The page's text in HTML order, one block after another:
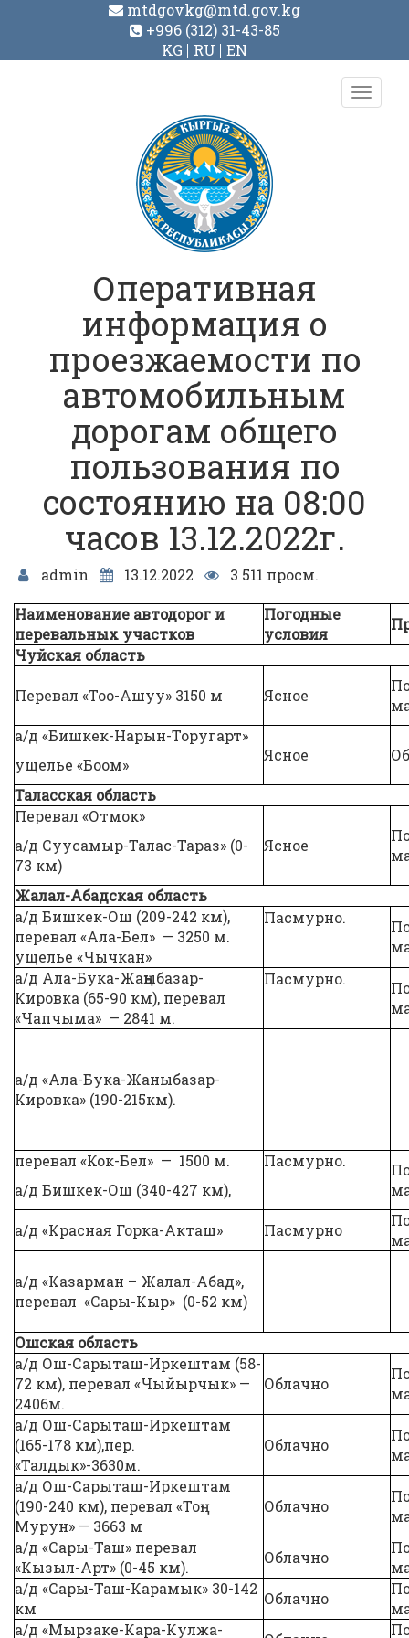
mtdgovkg@mtd.gov.kg
+996 (312) 31-43-85
KG
RU EN
Toggle
Оперативная
информация о
проезжаемости по
автомобильным
дорогам общего
пользования по
состоянию на 08:00
часов 13.12.2022г.
admin 13.12.2022 3 511 просм.
Наименование автодорог и
перевальных участков
Погодные
условия
Чуйская область
Перевал «Тоо-Ашуу» 3150 м Ясное
а/д «Бишкек-Нарын-Торугарт»
ущелье «Боом»
Ясное
Таласская область
Перевал «Отмок»
а/д Суусамыр-Талас-Тараз» (0-
73 км)
Ясное
Жалал-Абадская область
а/д Бишкек-Ош (209-242 км),
перевал «Ала-Бел» — 3250 м.
ущелье «Чычкан»
Пасмурно.
а/д Ала-Бука-Жаңыбазар-
Кировка (65-90 км), перевал
«Чапчыма» — 2841 м.
Пасмурно.
а/д «Ала-Бука-Жаныбазар-
Кировка» (190-215км).
перевал «Кок-Бел» — 1500 м.
а/д Бишкек-Ош (340-427 км),
Пасмурно.
а/д «Красная Горка-Акташ» Пасмурно
а/д «Казарман – Жалал-Абад»,
перевал «Сары-Кыр» (0-52 км)
Ошская область
а/д Ош-Сарыташ-Иркештам (58-
72 км), перевал «Чыйырчык» —
2406м.
Облачно
а/д Ош-Сарыташ-Иркештам
(165-178 км),пер.
«Талдык»-3630м.
Облачно
а/д Ош-Сарыташ-Иркештам
(190-240 км), перевал «Тоң-
Мурун» — 3663 м
Облачно
а/д «Сары-Таш» перевал
«Кызыл-Арт» (0-45 км).
Облачно
а/д «Сары-Таш-Карамык» 30-142
км
Облачно
а/д «Мырзаке-Кара-Кулжа-